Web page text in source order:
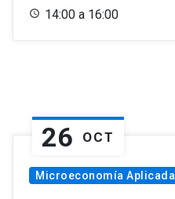
14:00 a 16:00
26 OCT
Microeconomía Aplicada